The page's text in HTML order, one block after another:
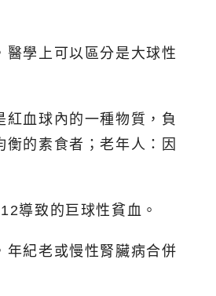
學上可以區分是大球性
血球內的一種物質，負
的素食者；老年人：因
導致的巨球性貧血。
年紀老或慢性腎臟病合併